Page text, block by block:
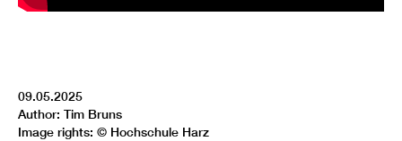
09.05.2025
Author: Tim Bruns
Image rights: © Hochschule Harz